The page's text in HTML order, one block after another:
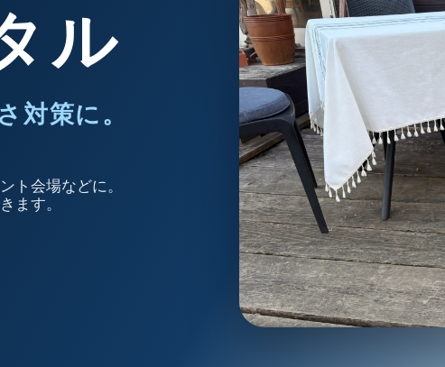
Rental
業務用 暖房機・冷風機
のレンタルサービス
よくある問合せ
12回 猛暑対策展に出展
ます。【東7-S22】
料金改定（価格変更）のお
知らせ
ル
対策に。
ト会場などに。
ます。